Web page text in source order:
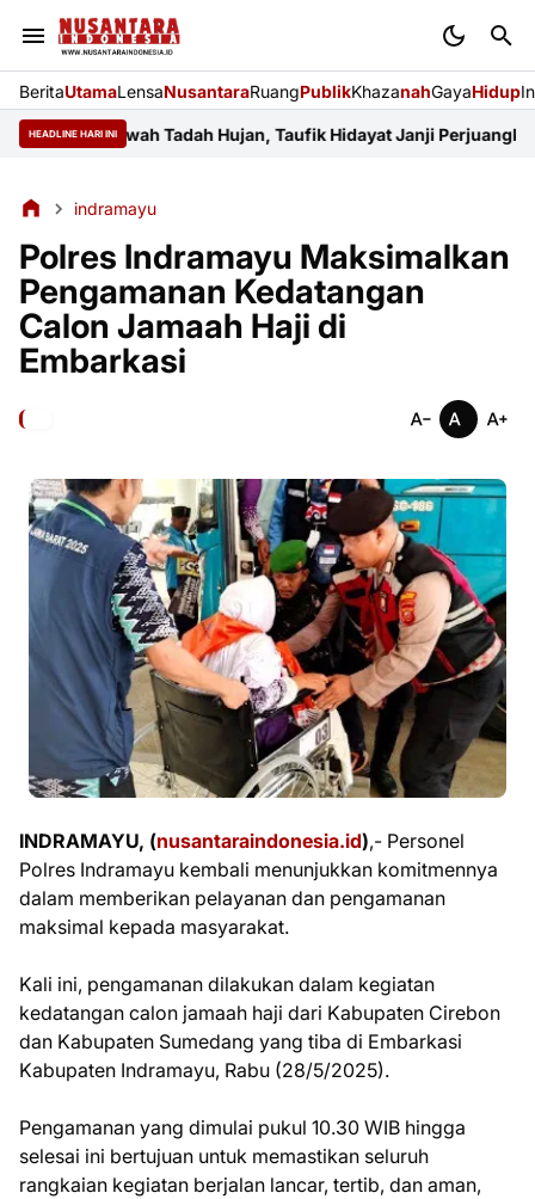
BeritaUtamaLensaNusantaraRuangPublikKhazanahGayaHidup
HEADLINE HARI INI
Sawah Tadah Hujan, Taufik Hidayat Janji Perjuangkan
indramayu
Polres Indramayu Maksimalkan
Pengamanan Kedatangan
Calon Jamaah Haji di
Embarkasi
INDRAMAYU, (nusantaraindonesia.id),- Personel
Polres Indramayu kembali menunjukkan komitmennya
dalam memberikan pelayanan dan pengamanan
maksimal kepada masyarakat.
Kali ini, pengamanan dilakukan dalam kegiatan
kedatangan calon jamaah haji dari Kabupaten Cirebon
dan Kabupaten Sumedang yang tiba di Embarkasi
Kabupaten Indramayu, Rabu (28/5/2025).
Pengamanan yang dimulai pukul 10.30 WIB hingga
selesai ini bertujuan untuk memastikan seluruh
rangkaian kegiatan berjalan lancar, tertib, dan aman,